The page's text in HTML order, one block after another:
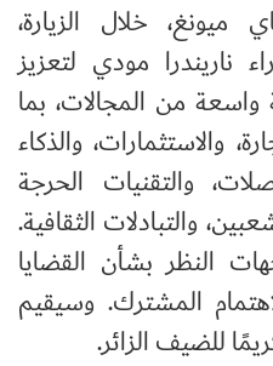
خلال الزيارة،
ناريندرا مودي لتعزيز
واسعة من المجالات، بما
والاستثمارات، والذكاء
والتقنيات الحرجة
والتبادلات الثقافية.
النظر بشأن القضايا
المشترك. وسيقيم
للضيف الزائر.